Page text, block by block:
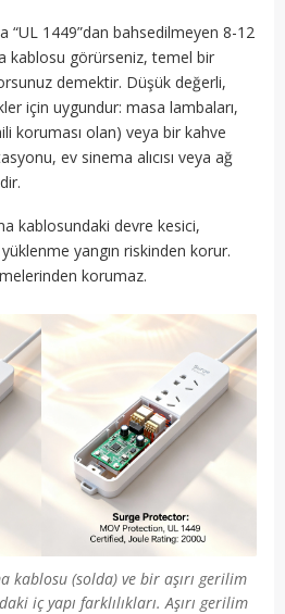
“UL 1449”dan bahsedilmeyen 8-12
kablosu görürseniz, temel bir
demektir. Düşük değerli,
için uygundur: masa lambaları,
koruması olan) veya bir kahve
ev sinema alıcısı veya ağ
kablosundaki devre kesici,
yüklenme yangın riskinden korur.
korumaz.
kablosu (solda) ve bir aşırı gerilim
iç yapı farklılıkları. Aşırı gerilim